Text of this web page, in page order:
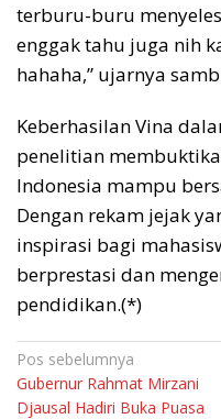
terburu-buru
enggak tahu juga nih
hahaha,” ujarnya
Keberhasilan Vina
penelitian
Indonesia mampu
Dengan rekam jejak
inspirasi bagi
berprestasi dan
pendidikan.(*)
Navigasi
pos
Pos sebelumnya
Gubernur Rahmat Mirzani
Djausal Hadiri Buka Puasa